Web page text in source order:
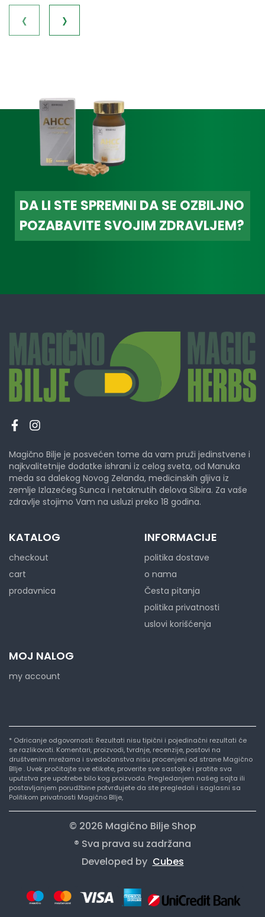
‹ ›
DA LI STE SPREMNI DA SE OZBILJNO
POZABAVITE SVOJIM ZDRAVLJEM?
Magično Bilje je posvećen tome da vam pruži jedinstvene i
najkvalitetnije dodatke ishrani iz celog sveta, od Manuka
meda sa dalekog Novog Zelanda, medicinskih gljiva iz
zemlje Izlazećeg Sunca i netaknutih delova Sibira. Za vaše
zdravlje stojimo Vam na usluzi preko 18 godina.
KATALOG
checkout
cart
prodavnica
INFORMACIJE
politika dostave
o nama
Česta pitanja
politika privatnosti
uslovi korišćenja
MOJ NALOG
my account
* Odricanje odgovornosti: Rezultati nisu tipični i pojedinačni rezultati će
se razlikovati. Komentari, proizvodi, tvrdnje, recenzije, postovi na
društvenim mrežama i svedočanstva nisu procenjeni od strane Magično
BIlje . Uvek pročitajte sve etikete, proverite sve sastojke i pratite sva
uputstva pre upotrebe bilo kog proizvoda. Pregledanjem našeg sajta ili
postavljanjem porudžbine potvrđujete da ste pregledali i saglasni sa
Politikom privatnosti Magično BIlje,
© 2026 Magično Bilje Shop
® Sva prava su zadržana
Developed by Cubes